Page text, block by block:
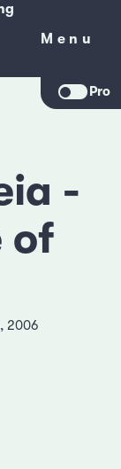
Menu
Menu
Pro
-
of
, 2006